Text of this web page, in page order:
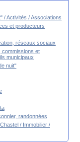
/ Activités / Associations
et producteurs
réseaux sociaux
commissions et
municipaux
nuit"
randonnées
/ Immobilier /